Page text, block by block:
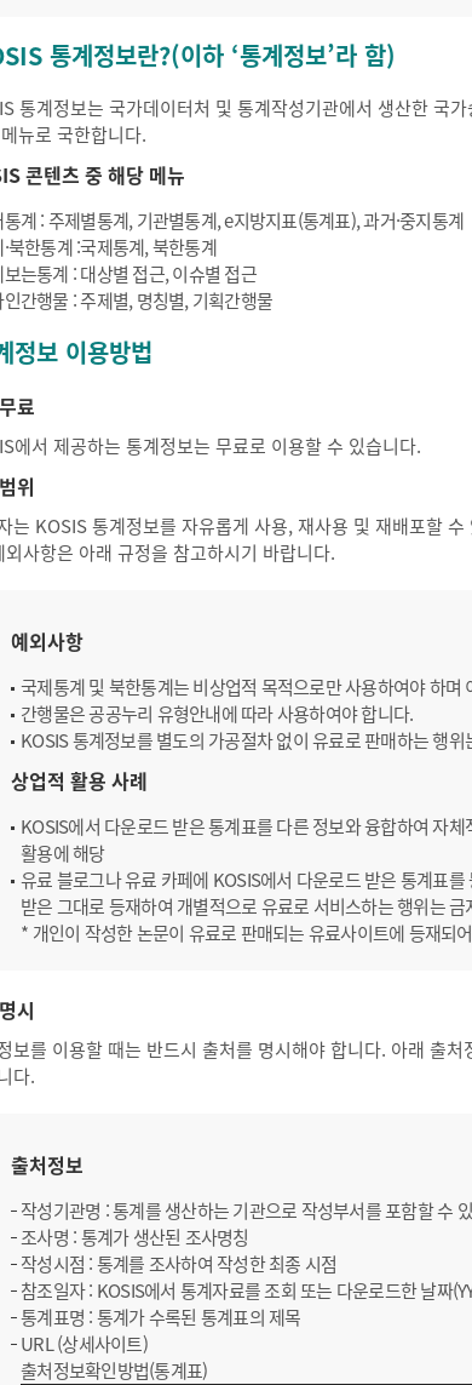
통계정보란?(이하 ‘통계정보’라 함)
통계정보는 국가데이터처 및 통계작성기관에서 생산한
뉴로 국한합니다.
콘텐츠 중 해당 메뉴
계 : 주제별통계, 기관별통계, e지방지표(통계표), 과거·중지통계
북한통계 :국제통계, 북한통계
는통계 : 대상별 접근, 이슈별 접근
간행물 : 주제별, 명칭별, 기획간행물
정보 이용방법
료
에서 제공하는 통계정보는 무료로 이용할 수 있습니다.
위
는 KOSIS 통계정보를 자유롭게 사용, 재사용 및 재배포할
외사항은 아래 규정을 참고하시기 바랍니다.
예외사항
국제통계 및 북한통계는 비상업적 목적으로만 사용하여야 하며
간행물은 공공누리 유형안내에 따라 사용하여야 합니다.
KOSIS 통계정보를 별도의 가공절차 없이 유료로 판매하는 행위
상업적 활용 사례
KOSIS에서 다운로드 받은 통계표를 다른 정보와 융합하여 자
활용에 해당
유료 블로그나 유료 카페에 KOSIS에서 다운로드 받은 통계표
받은 그대로 등재하여 개별적으로 유료로 서비스하는 행위는 금
* 개인이 작성한 논문이 유료로 판매되는 유료사이트에 등재되
시
보를 이용할 때는 반드시 출처를 명시해야 합니다. 아래 출
다.
출처정보
작성기관명 : 통계를 생산하는 기관으로 작성부서를 포함할 수
조사명 : 통계가 생산된 조사명칭
작성시점 : 통계를 조사하여 작성한 최종 시점
참조일자 : KOSIS에서 통계자료를 조회 또는 다운로드한 날짜
통계표명 : 통계가 수록된 통계표의 제목
URL (상세사이트)
출처정보확인방법(통계표)